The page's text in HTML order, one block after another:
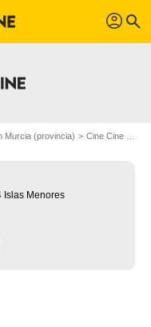
profil search
Murcia (provincia) Cine Cine Sirenas
Islas Menores